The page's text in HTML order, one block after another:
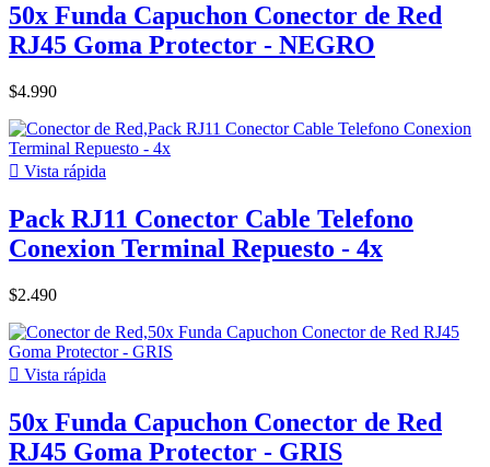
50x Funda Capuchon Conector de Red
RJ45 Goma Protector - NEGRO
$4.990
 Vista rápida
Pack RJ11 Conector Cable Telefono
Conexion Terminal Repuesto - 4x
$2.490
 Vista rápida
50x Funda Capuchon Conector de Red
RJ45 Goma Protector - GRIS